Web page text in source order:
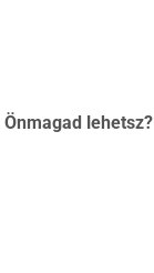
lehetsz?